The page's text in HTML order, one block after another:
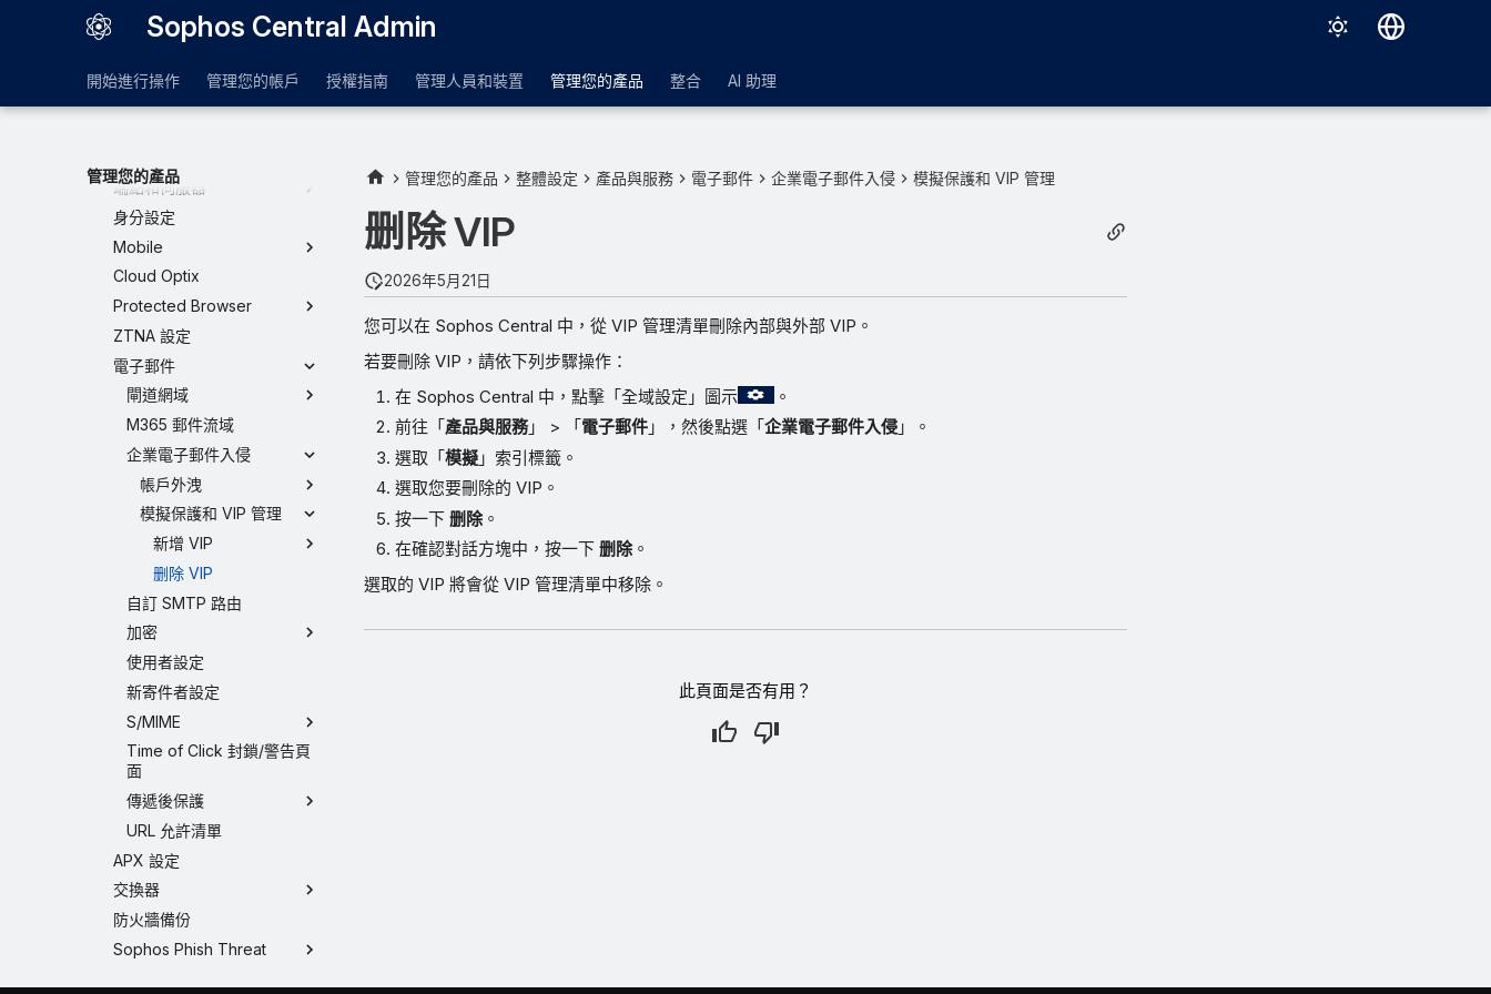
Sophos Central Admin
開始進行操作 管理您的帳戶 授權指南 管理人員和裝置 管理您的產品 整合 AI 助理
管理您的產品
平台
存取控管
端點和伺服器
身分設定
Mobile
Cloud Optix
Protected Browser
ZTNA 設定
電子郵件
閘道網域
M365 郵件流域
企業電子郵件入侵
帳戶外洩
模擬保護和 VIP 管理
新增 VIP
删除 VIP
自訂 SMTP 路由
加密
使用者設定
新寄件者設定
S/MIME
Time of Click 封鎖/警告頁
面
傳遞後保護
URL 允許清單
APX 設定
交換器
防火牆備份
Sophos Phish Threat
管理您的產品 整體設定 產品與服務 電子郵件 企業電子郵件入侵 模擬保護和 VIP 管理
删除 VIP
2026年5月21日
您可以在 Sophos Central 中，從 VIP 管理清單刪除內部與外部 VIP。
若要刪除 VIP，請依下列步驟操作：
在 Sophos Central 中，點擊「全域設定」圖示
。
前往「產品與服務」 > 「電子郵件 」，然後點選「企業電子郵件入侵 」。
選取「模擬 」索引標籤。
選取您要刪除的 VIP。
按一下删除。
在確認對話方塊中，按一下删除。
選取的 VIP 將會從 VIP 管理清單中移除。
此頁面是否有用？